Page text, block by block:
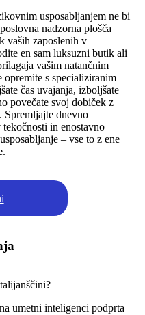
usposabljanjem ne bi
nadzorna plošča
vaših zaposlenih v
en sam luksuzni butik ali
vašim natančnim
opremite s specializiranim
čas uvajanja, izboljšate
povečate svoj dobiček z
Spremljajte dnevno
in enostavno
– vse to z ene
umetni inteligenci podprta